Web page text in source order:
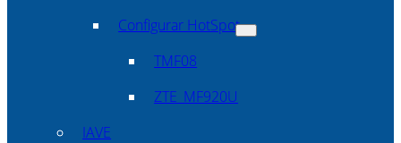
Configurar HotSpot
TMF08
ZTE_MF920U
IAVE